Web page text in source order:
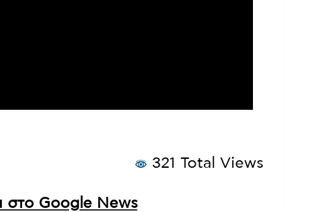
321 Total Views
στο Google News